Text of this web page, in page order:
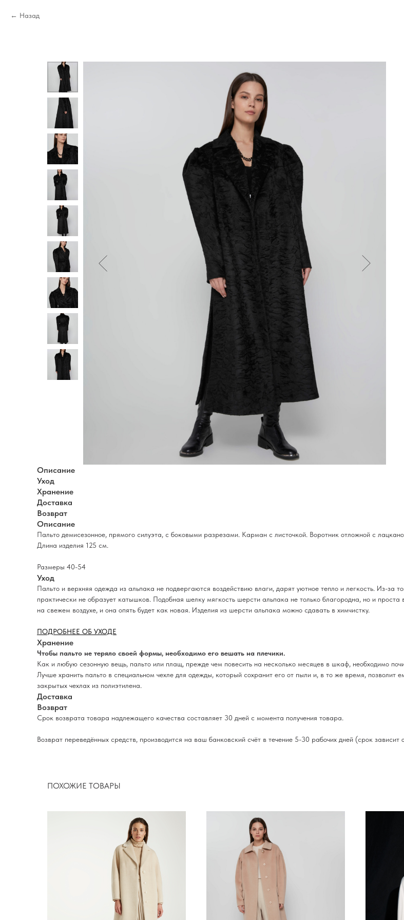
Назад
Описание
Уход
Хранение
Доставка
Возврат
Описание
Пальто демисезонное, прямого силуэта, с боковыми разрезами. Карман с листочкой. Воротник отложной с
Длина изделия 125 см.
Размеры 40-54
Уход
Пальто и верхняя одежда из альпака не подвергаются воздействию влаги, дарят уютное тепло и легкость. Из-за
практически не образует катышков. Подобная шелку мягкость шерсти альпака не только благородна, но и
на свежем воздухе, и она опять будет как новая. Изделия из шерсти альпака можно сдавать в химчистку.
ПОДРОБНЕЕ ОБ УХОДЕ
Хранение
Чтобы пальто не теряло своей формы, необходимо его вешать на плечики.
Как и любую сезонную вещь, пальто или плащ, прежде чем повесить на несколько месяцев в шкаф, необходимо
Лучше хранить пальто в специальном чехле для одежды, который сохранит его от пыли и, в то же время,
закрытых чехлах из полиэтилена.
Доставка
Возврат
Срок возврата товара надлежащего качества составляет 30 дней с момента получения товара.
Возврат переведённых средств, производится на ваш банковский счёт в течение 5-30 рабочих дней (срок
ПОХОЖИЕ ТОВАРЫ